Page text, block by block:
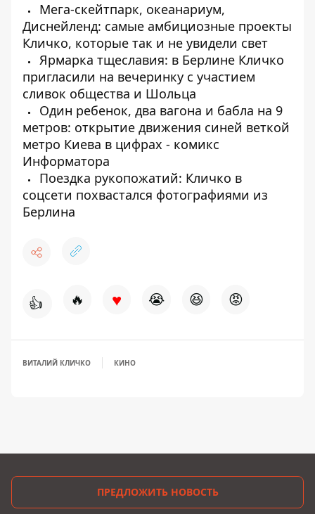
Мега-скейтпарк, океанариум,
Диснейленд: самые амбициозные проекты
Кличко, которые так и не увидели свет
Ярмарка тщеславия: в Берлине Кличко
пригласили на вечеринку с участием
сливок общества и Шольца
Один ребенок, два вагона и бабла на 9
метров: открытие движения синей веткой
метро Киева в цифрах - комикс
Информатора
Поездка рукопожатий: Кличко в
соцсети похвастался фотографиями из
Берлина
👍 🔥 ♥ 😭 😆 😡
ВИТАЛИЙ КЛИЧКО КИНО
ПРЕДЛОЖИТЬ НОВОСТЬ